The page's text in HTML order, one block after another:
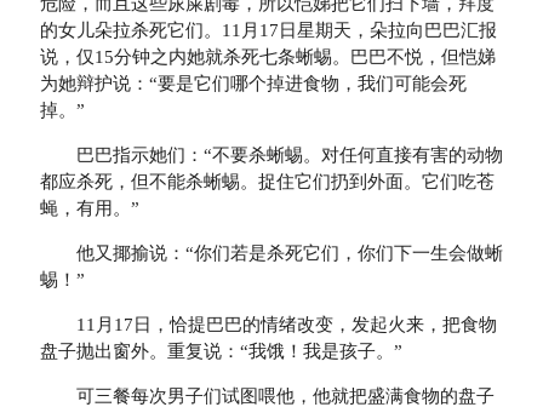
的女儿朵拉杀死它们。11月17日星期天，朵拉向巴巴汇报
说，仅15分钟之内她就杀死七条蜥蜴。巴巴不悦，但恺娣
为她辩护说：“要是它们哪个掉进食物，我们可能会死
掉。”
巴巴指示她们：“不要杀蜥蜴。对任何直接有害的动物
都应杀死，但不能杀蜥蜴。捉住它们扔到外面。它们吃苍
蝇，有用。”
他又揶揄说：“你们若是杀死它们，你们下一生会做蜥
蜴！”
11月17日，恰提巴巴的情绪改变，发起火来，把食物
盘子抛出窗外。重复说：“我饿！我是孩子。”
可三餐每次男子们试图喂他，他就把盛满食物的盘子